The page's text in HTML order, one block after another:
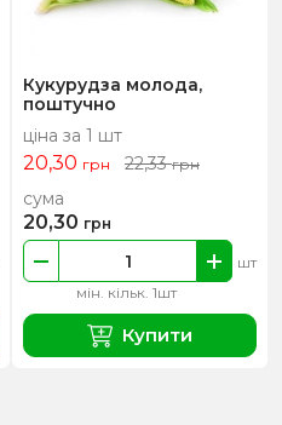
Кукурудза молода,
поштучно
ціна за 1 шт
20,30 грн 22,33грн
мін. кільк. 1шт
шт
сума
20,30 грн
Купити